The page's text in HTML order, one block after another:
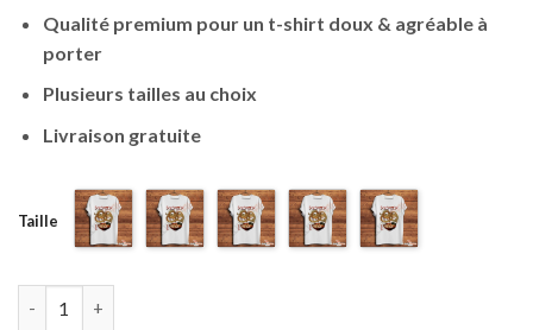
Qualité premium pour un t-shirt doux & agréable à
porter
Plusieurs tailles au choix
Livraison gratuite
Taille